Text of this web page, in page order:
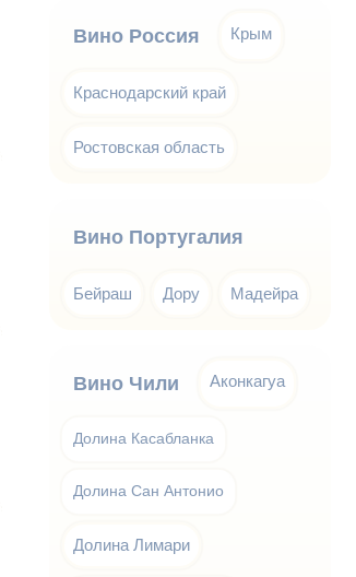
Вино Россия Крым
Краснодарский край
Ростовская область
Вино Португалия
Бейраш Дору Мадейра
Вино Чили Аконкагуа
Долина Касабланка
Долина Сан Антонио
Долина Лимари